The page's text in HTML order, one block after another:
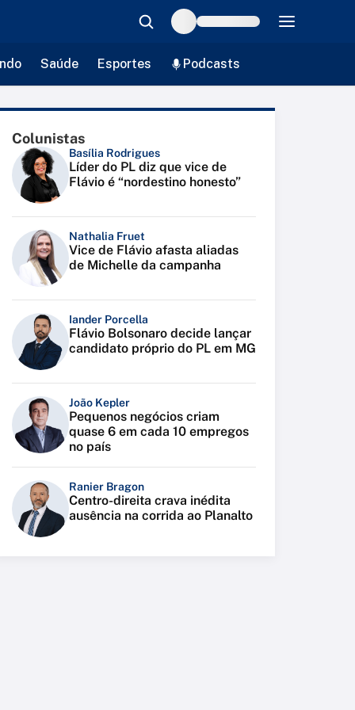
Saúde Esportes Podcasts
Colunistas
Basília Rodrigues
Líder do PL diz que vice de
Flávio é “nordestino honesto”
Nathalia Fruet
Vice de Flávio afasta aliadas
de Michelle da campanha
Iander Porcella
Flávio Bolsonaro decide lançar
candidato próprio do PL em MG
João Kepler
Pequenos negócios criam
quase 6 em cada 10 empregos
no país
Ranier Bragon
Centro-direita crava inédita
ausência na corrida ao Planalto